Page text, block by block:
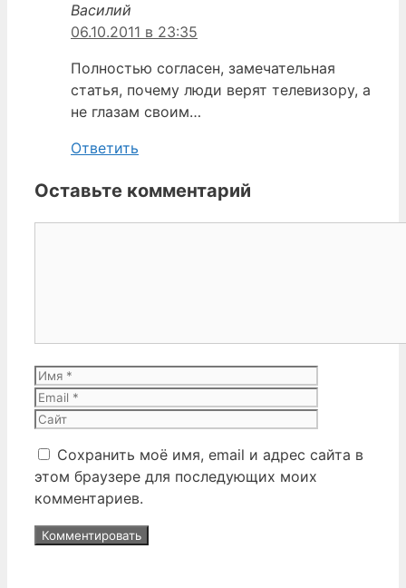
Василий
06.10.2011 в 23:35
Полностью согласен, замечательная
статья, почему люди верят телевизору, а
не глазам своим…
Ответить
Оставьте комментарий
Имя
Сохранить моё имя, email и адрес сайта в
этом браузере для последующих моих
комментариев.